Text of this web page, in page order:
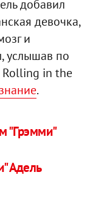
добавил
девочка,
и
услышав по
Rolling in the
.
"Грэмми"
Адель